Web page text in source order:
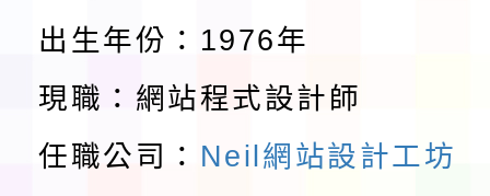
程安排一案
「桃園市補助參觀特色
展演活動實施計畫」
請一案
教育部校安中心白海豚
報
淨零綠領人才培育課程
出生年份：1976年
現職：網站程式設計師
任職公司： Neil網站設計工坊